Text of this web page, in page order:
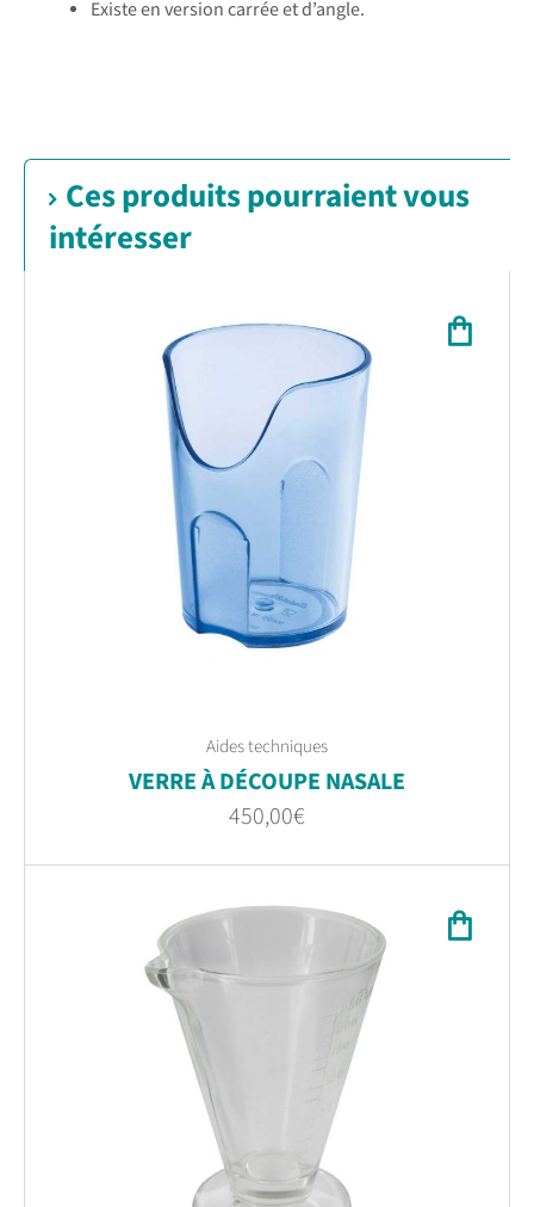
Existe en version carrée et d’angle.
Ces produits pourraient vous
intéresser
Aides techniques
VERRE À DÉCOUPE NASALE
450,00€